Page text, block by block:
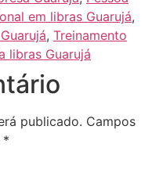
em libras Guarujá,
, Treinamento
libras Guarujá
publicado. Campos
*